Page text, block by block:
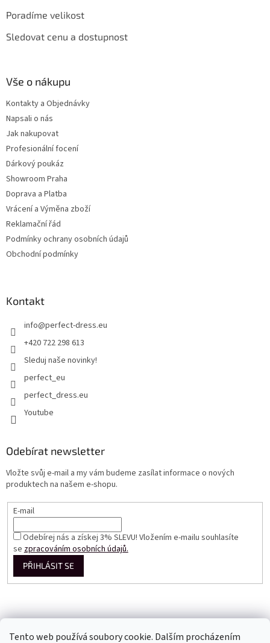
Tento web používá soubory cookie. Dalším procházením
Poradíme velikost
Sledovat cenu a dostupnost
Vše o nákupu
Kontakty a Objednávky
Napsali o nás
Jak nakupovat
Profesionální focení
Dárkový poukáz
Showroom Praha
Doprava a Platba
Vrácení a Výměna zboží
Reklamační řád
Podmínky ochrany osobních údajů
Obchodní podmínky
Kontakt
info@perfect-dress.eu
+420 722 298 613
Sleduj naše novinky!
perfect_eu
perfect_dress.eu
Youtube
Odebírat newsletter
Vložte svůj e-mail a my vám budeme zasílat informace o nových
produktech na našem e-shopu.
E-mail
Odebírej nás a získej 3% SLEVU! Vložením e-mailu souhlasíte
sezpracováním osobních údajů.
PŘIHLÁSIT SE